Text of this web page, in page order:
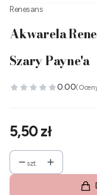
Renesans
Akwarela
Szary Payne'a
0.00
Cena
5,50 zł
szt.